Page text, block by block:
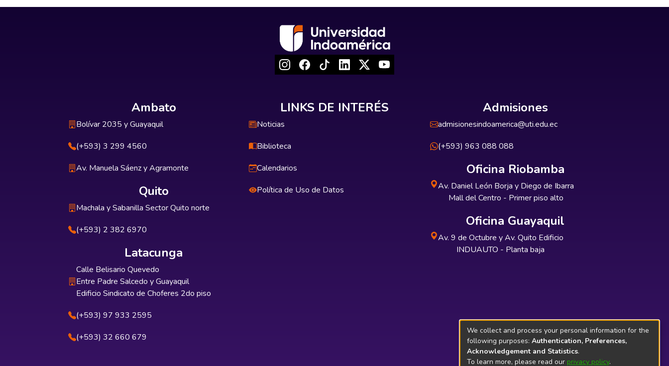
Ambato
Bolívar 2035 y Guayaquil
(+593) 3 299 4560
Av. Manuela Sáenz y Agramonte
Quito
Machala y Sabanilla Sector Quito norte
(+593) 2 382 6970
Latacunga
Calle Belisario Quevedo
Entre Padre Salcedo y Guayaquil
Edificio Sindicato de Choferes 2do piso
(+593) 97 933 2595
(+593) 32 660 679
LINKS DE INTERÉS
Noticias
Biblioteca
Calendarios
Política de Uso de Datos
Admisiones
admisionesindoamerica@uti.edu.ec
(+593) 963 088 088
Oficina Riobamba
Av. Daniel León Borja y Diego de Ibarra
Mall del Centro - Primer piso alto
Oficina Guayaquil
Av. 9 de Octubre y Av. Quito Edificio
INDUAUTO - Planta baja
We collect and process your personal information for the
following purposes: Authentication, Preferences,
Acknowledgement and Statistics.
To learn more, please read our privacy policy.